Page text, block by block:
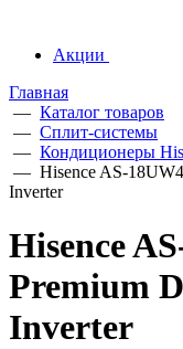
Акции
Главная
— Каталог товаров
— Сплит-системы
— Кондиционеры
— Hisence AS-
Inverter
Hisence
Premium
Inverter